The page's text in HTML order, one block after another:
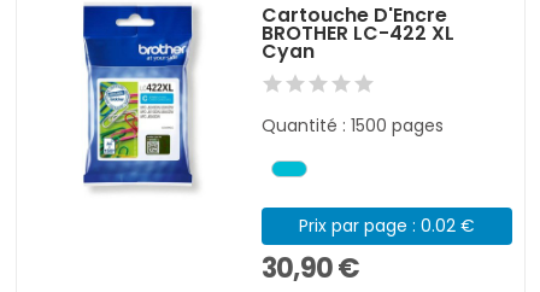
Cartouche D'Encre
BROTHER LC-422 XL
Cyan
Quantité : 1500 pages
Prix par page : 0.02 €
30,90 €